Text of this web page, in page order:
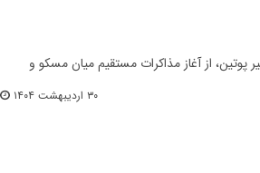
از آغاز مذاکرات مستقیم میان مسکو و
۳۰ اردیبهشت ۱۴۰۴